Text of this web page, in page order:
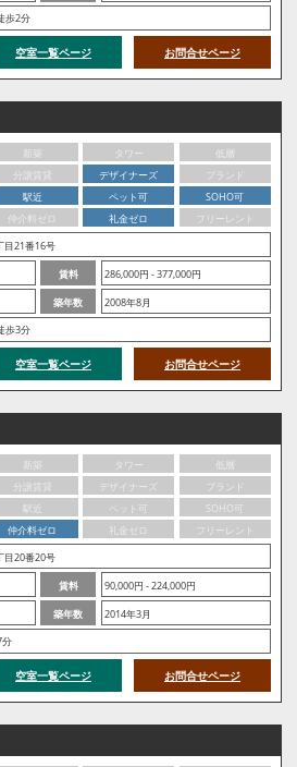
歩2分
空室一覧ページ お問合せページ
新築 タワー
低層
分譲賃貸
デザイナーズ
ブランド
駅近
ペット可
SOHO可
仲介料ゼロ
礼金ゼロ
フリーレント
目21番16号
賃料
286,000円 - 377,000円
築年数
2008年8月
歩3分
空室一覧ページ お問合せページ
新築 タワー
低層
分譲賃貸
デザイナーズ
ブランド
駅近
ペット可
SOHO可
仲介料ゼロ
礼金ゼロ
フリーレント
目20番20号
賃料
90,000円 - 224,000円
築年数
2014年3月
分
空室一覧ページ お問合せページ